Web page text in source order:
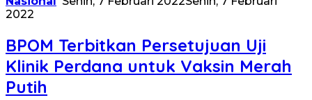
2022
BPOM Terbitkan Persetujuan Uji
Klinik Perdana untuk Vaksin Merah
Putih